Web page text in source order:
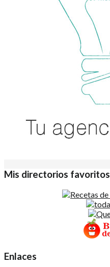
Mis directorios favoritos
Enlaces